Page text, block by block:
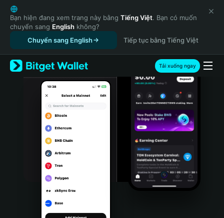
English
日本語
Tiếng Việt
Русский
Español (Latinoamérica)
Türkçe
Italiano
Português (Portugal)
Bahasa Indonesia
Português (Brasil)
Bạn hiện đang xem trang này bằng Tiếng Việt. Bạn có muốn
chuyển sang English không?
Chuyển sang English
Tiếp tục bằng Tiếng Việt
Tải xuống ngay